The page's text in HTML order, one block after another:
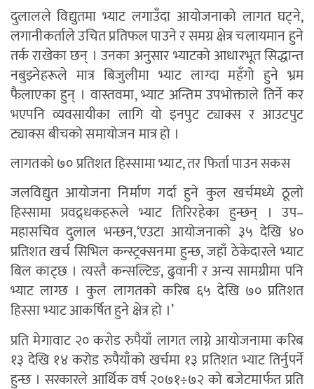
दुलालले विद्युतमा भ्याट लगाउँदा आयोजनाको लागत घट्ने,
लगानीकर्ताले उचित प्रतिफल पाउने र समग्र क्षेत्र चलायमान हुने
तर्क राखेका छन् । उनका अनुसार भ्याटको आधारभूत सिद्धान्त
नबुझ्नेहरूले मात्र बिजुलीमा भ्याट लाग्दा महँगो हुने भ्रम
फैलाएका हुन् । वास्तवमा, भ्याट अन्तिम उपभोक्ताले तिर्ने कर
भएपनि व्यवसायीका लागि यो इनपुट ट्याक्स र आउटपुट
ट्याक्स बीचको समायोजन मात्र हो ।
लागतको ७० प्रतिशत हिस्सामा भ्याट, तर फिर्ता पाउन सकस
जलविद्युत आयोजना निर्माण गर्दा हुने कुल खर्चमध्ये ठूलो
हिस्सामा प्रवद्र्धकहरूले भ्याट तिरिरहेका हुन्छन् । उप–
महासचिव दुलाल भन्छन,‘एउटा आयोजनाको ३५ देखि ४०
प्रतिशत खर्च सिभिल कन्स्ट्रक्सनमा हुन्छ, जहाँ ठेकेदारले भ्याट
बिल काट्छ । त्यस्तै कन्सल्टिङ, ढुवानी र अन्य सामग्रीमा पनि
भ्याट लाग्छ । कुल लागतको करिब ६५ देखि ७० प्रतिशत
हिस्सा भ्याट आकर्षित हुने क्षेत्र हो ।’
प्रति मेगावाट २० करोड रुपैयाँ लागत लाग्ने आयोजनामा करिब
१३ देखि १४ करोड रुपैयाँको खर्चमा १३ प्रतिशत भ्याट तिर्नुपर्ने
हुन्छ । सरकारले आर्थिक वर्ष २०७१÷७२ को बजेटमार्फत प्रति